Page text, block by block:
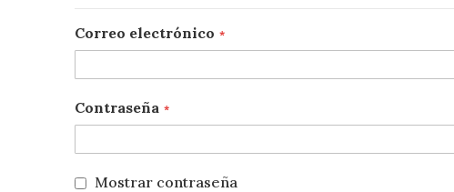
Correo electrónico
Contraseña
Mostrar contraseña